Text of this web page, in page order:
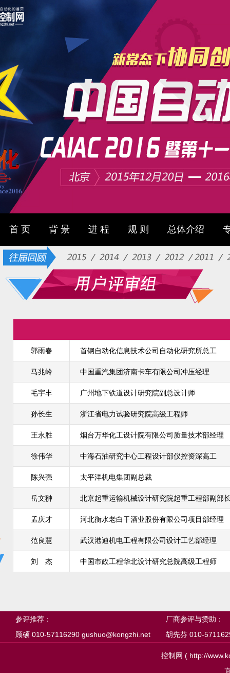
首 页 背 景 进 程 规 则 总体介绍
郭雨春 首钢自动化信息技术公司自动化研究所总工
马兆岭 中国重汽集团济南卡车有限公司冲压经理
毛宇丰 广州地下铁道设计研究院副总设计师
孙长生 浙江省电力试验研究院高级工程师
王永胜 烟台万华化工设计院有限公司质量技术部经理
徐伟华 中海石油研究中心工程设计部仪控资深高工
陈兴强 太平洋机电集团副总裁
岳文翀 北京起重运输机械设计研究院起重工程部副部
孟庆才 河北衡水老白干酒业股份有限公司项目部经理
范良慧 武汉港迪机电工程有限公司设计工艺部经理
刘 杰 中国市政工程华北设计研究总院高级工程师
参评推荐：
顾硕 010-57116290 gushuo@kongzhi.net
厂商参评与赞助：
胡先芬 010-
控制网 ( http://